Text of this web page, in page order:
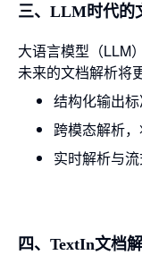
三、LLM时代的
大语言模型（LLM
未来的文档解析将
结构化输出
跨模态解析
实时解析与
四、TextIn文档